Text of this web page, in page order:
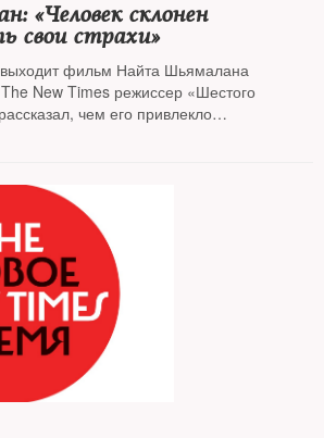
«Человек склонен
свои страхи»
выходит фильм Найта Шьямалана
New Times режиссер «Шестого
чем его привлекло